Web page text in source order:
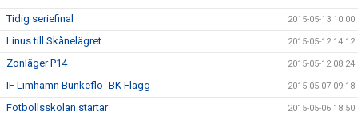
Tidig seriefinal 2015-05-13 10:00
Linus till Skånelägret 2015-05-12 14:12
Zonläger P14 2015-05-12 08:24
IF Limhamn Bunkeflo- BK Flagg 2015-05-07 09:18
Fotbollsskolan startar 2015-05-06 18:50